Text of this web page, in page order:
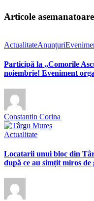
Articole asemanatoare
ActualitateAnunțuri
Participă la ,,Comorile
noiembrie! Eveniment
Constantin Corina
Actualitate
Locatarii unui bloc din
după ce au simțit miros